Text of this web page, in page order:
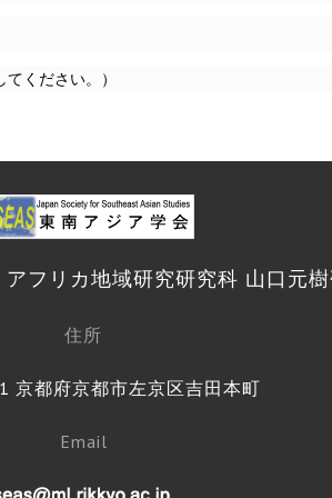
ください。）
フリカ地域研究研究科 山口元
住所
京都府京都市左京区吉田本町
Email